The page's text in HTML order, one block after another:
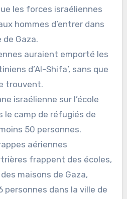
les forces israéliennes
hommes d’entrer dans
de Gaza.
auraient emporté les
d’Al-Shifa’, sans que
trouvent.
israélienne sur l’école
le camp de réfugiés de
50 personnes.
aériennes
frappent des écoles,
maisons de Gaza,
personnes dans la ville de